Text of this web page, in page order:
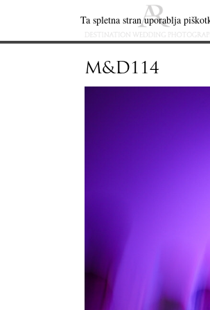
M&D114
Ta spletna stran uporablja